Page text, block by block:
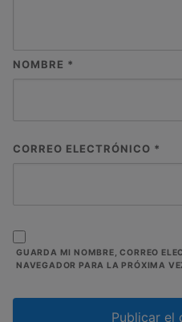
NOMBRE *
CORREO ELECTRÓNICO *
GUARDA MI NOMBRE, CORREO
NAVEGADOR PARA LA PRÓXIMA